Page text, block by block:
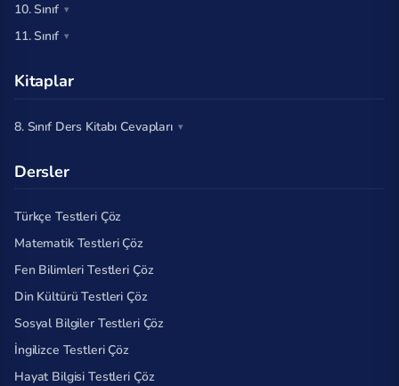
10. Sınıf
11. Sınıf
Kitaplar
8. Sınıf Ders Kitabı Cevapları
Dersler
Türkçe Testleri Çöz
Matematik Testleri Çöz
Fen Bilimleri Testleri Çöz
Din Kültürü Testleri Çöz
Sosyal Bilgiler Testleri Çöz
İngilizce Testleri Çöz
Hayat Bilgisi Testleri Çöz